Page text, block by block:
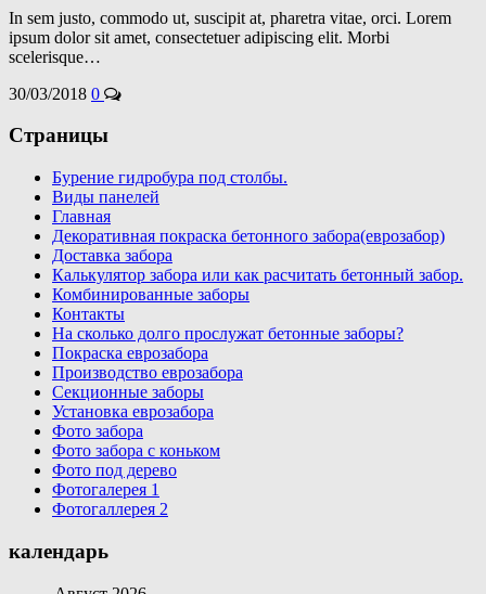
In sem justo, commodo ut, suscipit at, pharetra vitae, orci. Lorem
ipsum dolor sit amet, consectetuer adipiscing elit. Morbi
scelerisque…
30/03/2018 0
Страницы
Бурение гидробура под столбы.
Виды панелей
Главная
Декоративная покраска бетонного забора(еврозабор)
Доставка забора
Калькулятор забора или как расчитать бетонный забор.
Комбинированные заборы
Контакты
На сколько долго прослужат бетонные заборы?
Покраска еврозабора
Производство еврозабора
Секционные заборы
Установка еврозабора
Фото забора
Фото забора с коньком
Фото под дерево
Фотогалерея 1
Фотогаллерея 2
календарь